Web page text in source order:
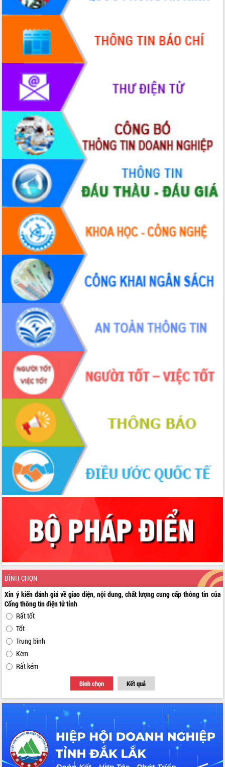
BÌNH CHỌN
Xin ý kiến đánh giá về giao diện, nội dung, chất lượng cung cấp thông tin của
Cổng thông tin điện tử tỉnh
Rất tốt
Tốt
Trung bình
Kém
Rất kém
Bình chọn Kết quả